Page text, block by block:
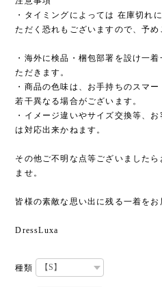
・タイミングによっては 在庫切れ
ただく恐れもございますので、予め
・海外に検品・梱包部署を設け一
ただきます。
・商品の色味は、お手持ちのスマ
若干異なる場合がございます。
・イメージ違いやサイズ交換等、
は対応出来かねます。
その他ご不明な点等ございました
ませ。
皆様の素敵な思い出に残る一着をお
DressLuxa
種類